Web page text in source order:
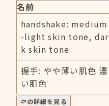
名前
handshake: medium
-light skin tone, dar
k skin tone
握手: やや薄い肌色 濃
い肌色
の詳細を見る